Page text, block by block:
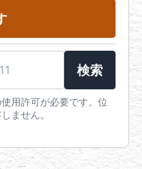
検索
用許可が必要です。位
ません。